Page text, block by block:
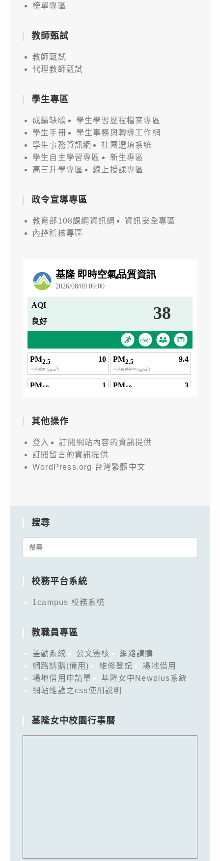
榜單專區
教師甄試
教師甄試
代理教師甄試
學生專區
成績缺曠
學生學習歷程檔案專區
學生手冊
學生事務與轉導工作網
學生事務資訊網
社團選填系統
學生自主學習專區
新生專區
高三升學專區
線上授課專區
政令宣導專區
教育部108課綱資訊網
資訊安全專區
內控稽核專區
其他操作
登入
訂閱網站內容的資訊提供
訂閱留言的資訊提供
WordPress.org 台灣繁體中文
搜尋
Search
校務平台系統
1campus 校務系統
教職員專區
差勤系統 公文簽核
網路請購
網路請購(備用)
維修登記
場地借用
場地借用申請單
基隆女中Newplus系統
網站維護之css使用說明
基隆女中校園行事曆